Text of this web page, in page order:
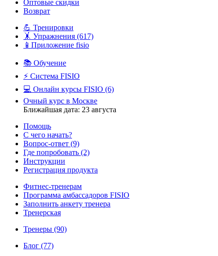
Оптовые скидки
Возврат
💪 Тренировки
🤸 Упражнения (617)
📱Приложение fisio
📚 Обучение
⚡️ Система FISIO
💻 Онлайн курсы FISIO (6)
Очный курс в Москве
Ближайшая дата: 23 августа
Помощь
С чего начать?
Вопрос-ответ (9)
Где попробовать (2)
Инструкции
Регистрация продукта
Фитнес-тренерам
Программа амбассадоров FISIO
Заполнить анкету тренера
Тренерская
Тренеры (90)
Блог (77)